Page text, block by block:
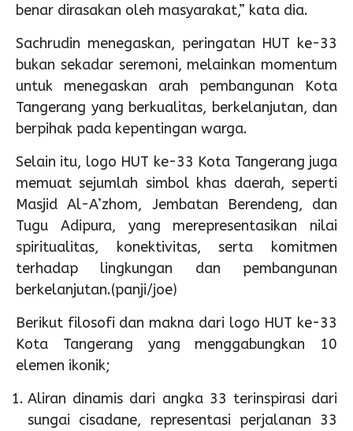
benar dirasakan oleh masyarakat,” kata dia.
Sachrudin menegaskan, peringatan HUT ke-33
bukan sekadar seremoni, melainkan momentum
untuk menegaskan arah pembangunan Kota
Tangerang yang berkualitas, berkelanjutan, dan
berpihak pada kepentingan warga.
Selain itu, logo HUT ke-33 Kota Tangerang juga
memuat sejumlah simbol khas daerah, seperti
Masjid Al-A’zhom, Jembatan Berendeng, dan
Tugu Adipura, yang merepresentasikan nilai
spiritualitas, konektivitas, serta komitmen
terhadap lingkungan dan pembangunan
berkelanjutan.(panji/joe)
Berikut filosofi dan makna dari logo HUT ke-33
Kota Tangerang yang menggabungkan 10
elemen ikonik;
Aliran dinamis dari angka 33 terinspirasi dari
sungai cisadane, representasi perjalanan 33